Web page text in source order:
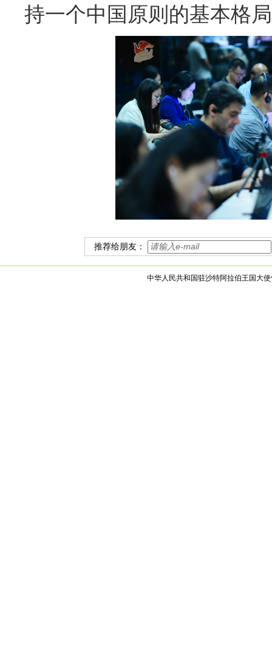
持一个中国原则的基本格
推荐给朋友：
中华人民共和国驻沙特阿拉伯王国大使